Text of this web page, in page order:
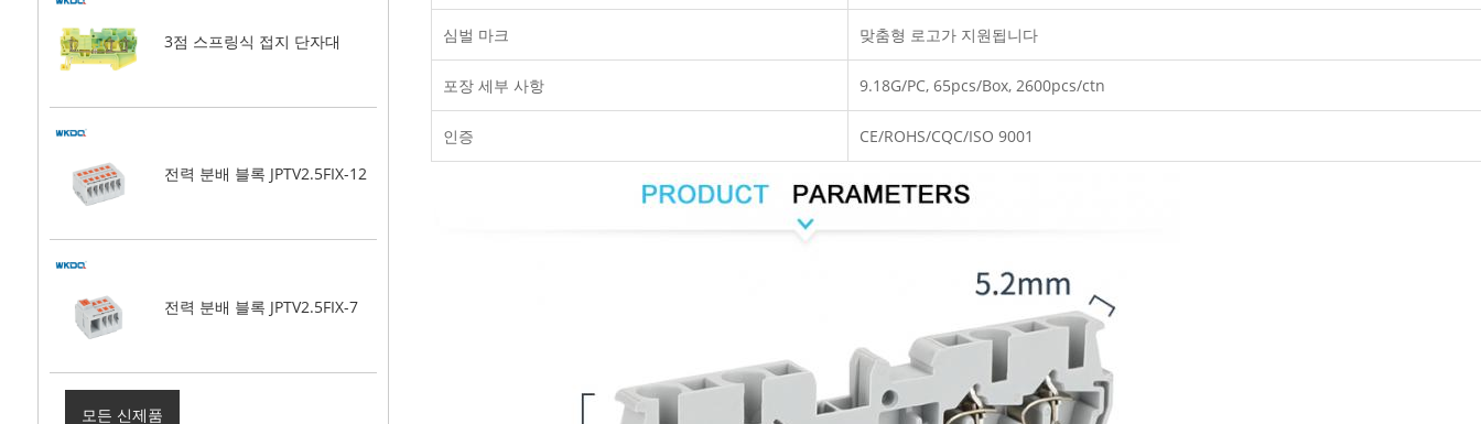
3점 스프링식 접지 단자대
전력 분배 블록 JPTV2.5FIX-12
전력 분배 블록 JPTV2.5FIX-7
모든 신제품
심벌 마크 맞춤형 로고가 지원됩니다
포장 세부 사항 9.18G/PC, 65pcs/Box, 2600pcs/ctn
인증 CE/ROHS/CQC/ISO 9001